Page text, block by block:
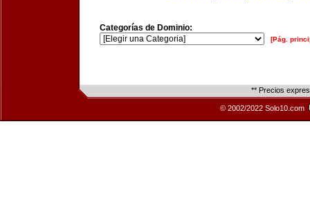
Categorías de Dominio:
[Pág.
** Precios
© 2002/2022 Solo10.com